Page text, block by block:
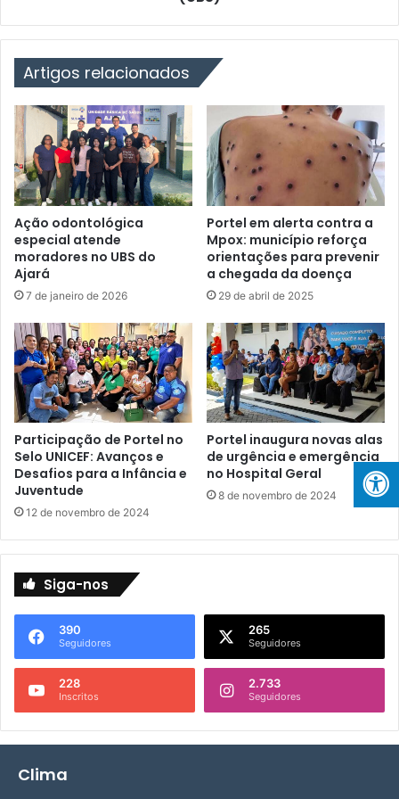
d
o
m
m
a
i
s
m
é
d
i
c
o
e
a
t
e
n
d
i
m
e
n
t
d
o
m
l
d
o
P
a
r
á
r
e
c
e
b
e
r
e
c
u
r
s
o
s
p
a
r
a
c
o
s
u
d
U
Artigos relacionados
Ação odontológica
especial atende
moradores no UBS do
Ajará
7 de janeiro de 2026
Portel em alerta contra a
Mpox: município reforça
orientações para prevenir
a chegada da doença
29 de abril de 2025
Participação de Portel no
Selo UNICEF: Avanços e
Desafios para a Infância e
Juventude
12 de novembro de 2024
Portel inaugura novas alas
de urgência e emergência
no Hospital Geral
8 de novembro de 2024
Siga-nos
390
Seguidores
265
Seguidores
228
Inscritos
2.733
Seguidores
Clima